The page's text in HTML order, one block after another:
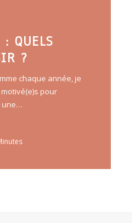
QUELS
?
chaque année, je
pour
une…